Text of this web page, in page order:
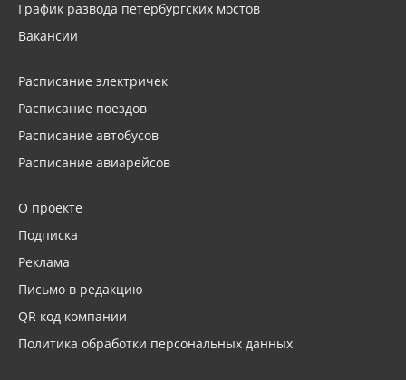
График развода петербургских мостов
Вакансии
Расписание электричек
Расписание поездов
Расписание автобусов
Расписание авиарейсов
О проекте
Подписка
Реклама
Письмо в редакцию
QR код компании
Политика обработки персональных данных